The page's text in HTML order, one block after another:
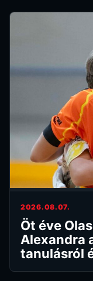
2026.08.07.
Öt éve
Alexandra
tanulásról